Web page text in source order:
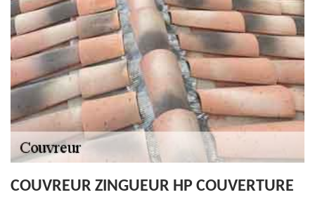
COUVREUR ZINGUEUR HP COUVERTURE